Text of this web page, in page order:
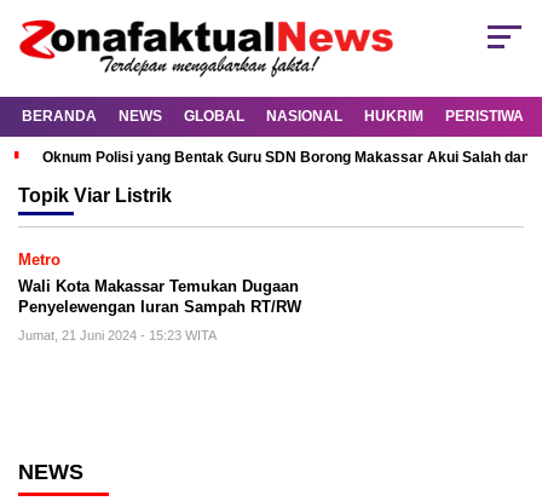
BERANDA NEWS GLOBAL NASIONAL HUKRIM PERISTIWA
Oknum Polisi yang Bentak Guru SDN Borong Makassar Akui Salah dan
Topik Viar Listrik
Metro
Wali Kota Makassar Temukan Dugaan
Penyelewengan Iuran Sampah RT/RW
Jumat, 21 Juni 2024 - 15:23 WITA
NEWS